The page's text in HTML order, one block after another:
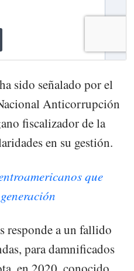
sido señalado por el
Anticorrupción
fiscalizador de la
en su gestión.
que
responde a un fallido
para damnificados